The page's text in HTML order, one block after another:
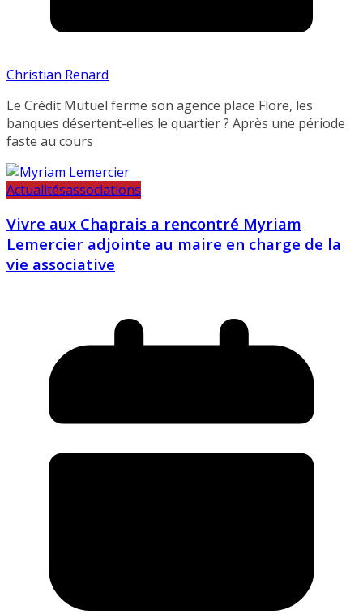
Christian Renard
Le Crédit Mutuel ferme son agence place Flore, les
banques désertent-elles le quartier ? Après une période
faste au cours
Actualitésassociations
Vivre aux Chaprais a rencontré Myriam
Lemercier adjointe au maire en charge de la
vie associative